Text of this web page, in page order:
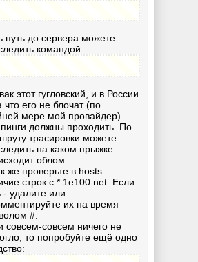
путь до сервера можете
командой:
этот гугловский, и в России
что его не блочат (по
мере мой провайдер).
должны проходить. По
трасировки можете
на каком прыжке
облом.
же проверьте в hosts
строк с *.1e100.net. Если
- удалите или
их на время
#.
совсем-совсем ничего не
то попробуйте ещё одно